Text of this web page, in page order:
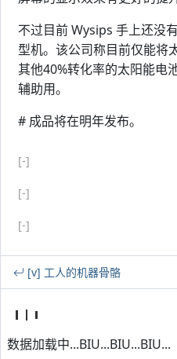
不过目前 Wysips 手上还没
型机。该公司称目前仅能将
其他40%转化率的太阳能电
辅助用。
# 成品将在明年发布。
[-]
[-]
[-]
[v] 工人的机器骨骼
数据加载中...BIU...BIU...BIU...